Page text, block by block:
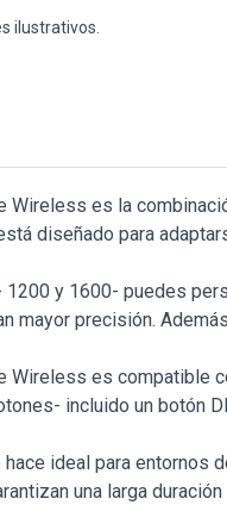
ilustrativos.
Wireless es la
diseñado para
1200 y 1600- puedes
mayor precisión.
Wireless es
incluido un botón
ideal para entornos
una larga duración